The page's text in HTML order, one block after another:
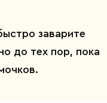
заварите
до тех пор, пока